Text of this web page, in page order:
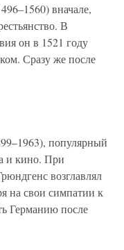
вначале,
В
он в 1521 году
Сразу же после
популярный
и кино. При
возглавлял
на свои симпатии к
Германию после